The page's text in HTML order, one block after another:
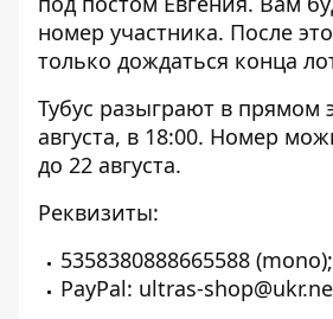
номер участника. После
только дождаться конца
Тубус разыграют в прямом
августа, в 18:00. Номер
до 22 августа.
Реквизиты:
5358380888665588 (mono);
PayPal: ultras-